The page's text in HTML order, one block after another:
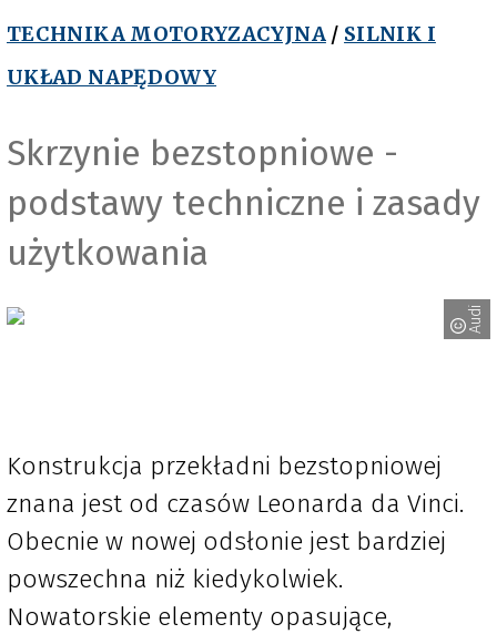
TECHNIKA MOTORYZACYJNA / SILNIK I
UKŁAD NAPĘDOWY
Skrzynie bezstopniowe -
podstawy techniczne i zasady
użytkowania
Audi
Konstrukcja przekładni bezstopniowej
znana jest od czasów Leonarda da Vinci.
Obecnie w nowej odsłonie jest bardziej
powszechna niż kiedykolwiek.
Nowatorskie elementy opasujące,